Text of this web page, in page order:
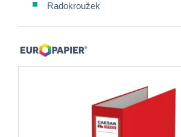
Radokroužek